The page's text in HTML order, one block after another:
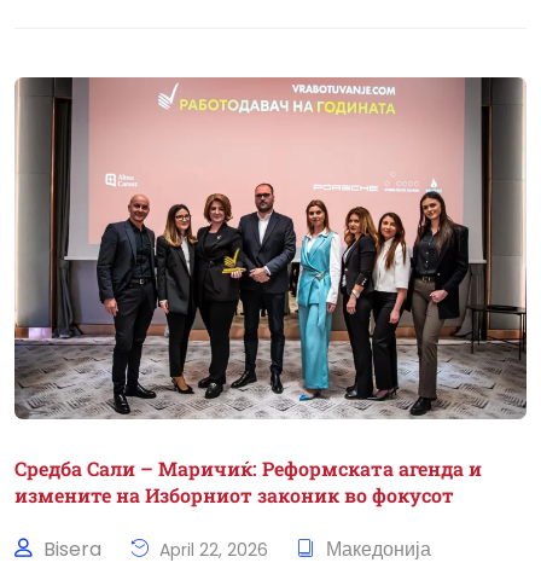
Средба Сали – Маричиќ: Реформската агенда и
измените на Изборниот законик во фокусот
Bisera April 22, 2026
Македонија